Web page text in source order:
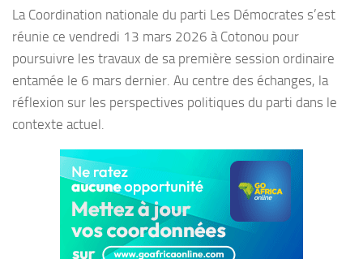
La Coordination nationale du parti Les Démocrates s’est
réunie ce vendredi 13 mars 2026 à Cotonou pour
poursuivre les travaux de sa première session ordinaire
entamée le 6 mars dernier. Au centre des échanges, la
réflexion sur les perspectives politiques du parti dans le
contexte actuel.